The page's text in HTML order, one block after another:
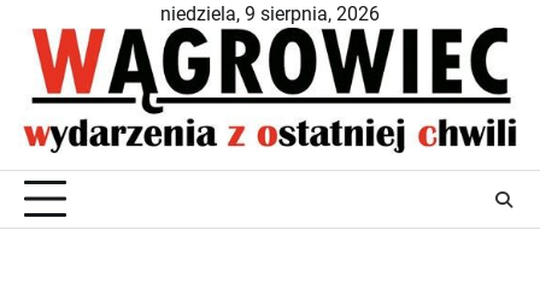
content
niedziela, 9 sierpnia, 2026